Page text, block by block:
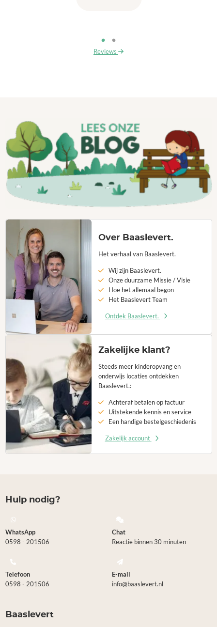
Reviews
Over Baaslevert.
Het verhaal van Baaslevert.
Wij zijn Baaslevert.
Onze duurzame Missie / Visie
Hoe het allemaal begon
Het Baaslevert Team
Ontdek Baaslevert.
Zakelijke klant?
Steeds meer kinderopvang en
onderwijs locaties ontdekken
Baaslevert.:
Achteraf betalen op factuur
Uitstekende kennis en service
Een handige bestelgeschiedenis
Zakelijk account
Hulp nodig?
WhatsApp
0598 - 201506
Chat
Reactie binnen 30 minuten
Telefoon
0598 - 201506
E-mail
info@baaslevert.nl
Baaslevert